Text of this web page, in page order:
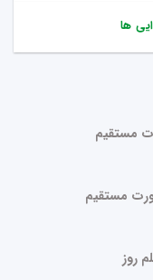
ها
مستقیم
مستقیم
روز